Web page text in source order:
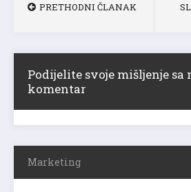
PRETHODNI ČLANAK
Podijelite svoje mišljenje
komentar
Marketing